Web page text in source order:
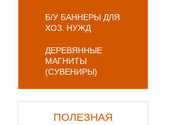
Б/У БАННЕРЫ ДЛЯ
ХОЗ. НУЖД
ДЕРЕВЯННЫЕ
МАГНИТЫ
(СУВЕНИРЫ)
ПОЛЕЗНАЯ